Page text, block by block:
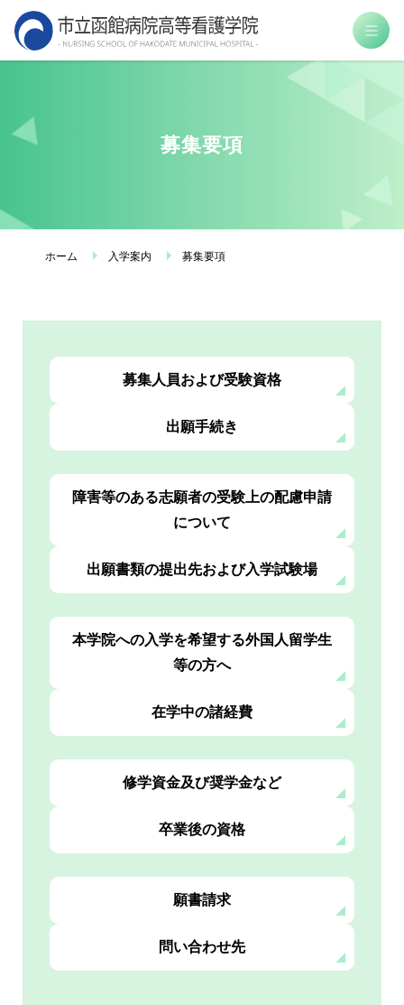
市
立
募集要項
ホーム 入学案内 募集要項
募集人員および受験資格
出願手続き
障害等のある志願者の受験上の配慮申請
について
出願書類の提出先および入学試験場
本学院への入学を希望する外国人留学生
等の方へ
在学中の諸経費
修学資金及び奨学金など
卒業後の資格
願書請求
問い合わせ先